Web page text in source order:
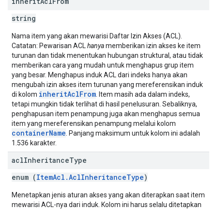
string
Nama item yang akan mewarisi Daftar Izin Akses (ACL).
Catatan: Pewarisan ACL hanyamemberikan izin akses ke item
turunan dan tidak menentukan hubungan struktural, atau tidak
memberikan cara yang mudah untuk menghapus grup item
yang besar. Menghapus induk ACL dari indeks hanya akan
mengubah izin akses item turunan yang mereferensikan induk
di kolom inheritAclFrom . Item masih ada dalam indeks,
tetapi mungkin tidak terlihat di hasil penelusuran. Sebaliknya,
penghapusan item penampung juga akan menghapus semua
item yang mereferensikan penampung melalui kolom
containerName . Panjang maksimum untuk kolom ini adalah
1.536 karakter.
aclInheritanceType
enum (ItemAcl.AclInheritanceType)
Menetapkan jenis aturan akses yang akan diterapkan saat item
mewarisi ACL-nya dari induk. Kolom ini harus selalu ditetapkan